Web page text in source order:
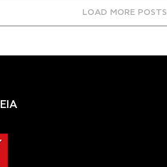
LOAD MORE POSTS